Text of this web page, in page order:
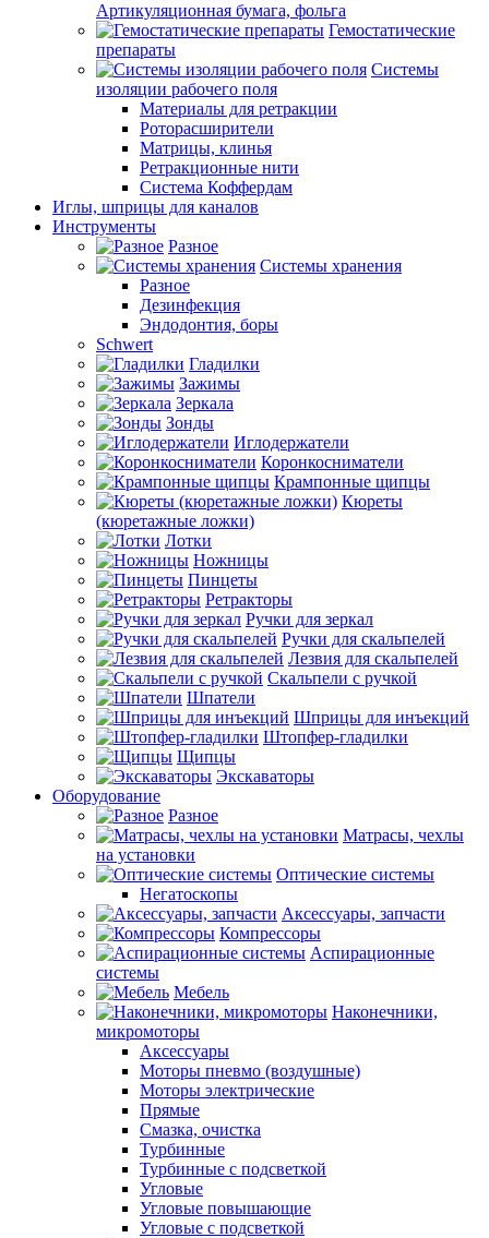
Артикуляционная бумага, фольга
Гемостатические
препараты
Системы
изоляции рабочего поля
Материалы для ретракции
Роторасширители
Матрицы, клинья
Ретракционные нити
Система Коффердам
Иглы, шприцы для каналов
Инструменты
Разное
Системы хранения
Разное
Дезинфекция
Эндодонтия, боры
Schwert
Гладилки
Зажимы
Зеркала
Зонды
Иглодержатели
Коронкосниматели
Крампонные щипцы
Кюреты
(кюретажные ложки)
Лотки
Ножницы
Пинцеты
Ретракторы
Ручки для зеркал
Ручки для скальпелей
Лезвия для скальпелей
Скальпели с ручкой
Шпатели
Шприцы для инъекций
Штопфер-гладилки
Щипцы
Экскаваторы
Оборудование
Разное
Матрасы, чехлы
на установки
Оптические системы
Негатоскопы
Аксессуары, запчасти
Компрессоры
Аспирационные
системы
Мебель
Наконечники,
микромоторы
Аксессуары
Моторы пневмо (воздушные)
Моторы электрические
Прямые
Смазка, очистка
Турбинные
Турбинные с подсветкой
Угловые
Угловые повышающие
Угловые с подсветкой